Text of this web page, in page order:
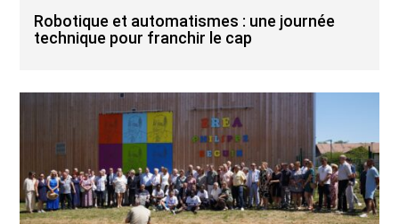
Robotique et automatismes : une journée
technique pour franchir le cap